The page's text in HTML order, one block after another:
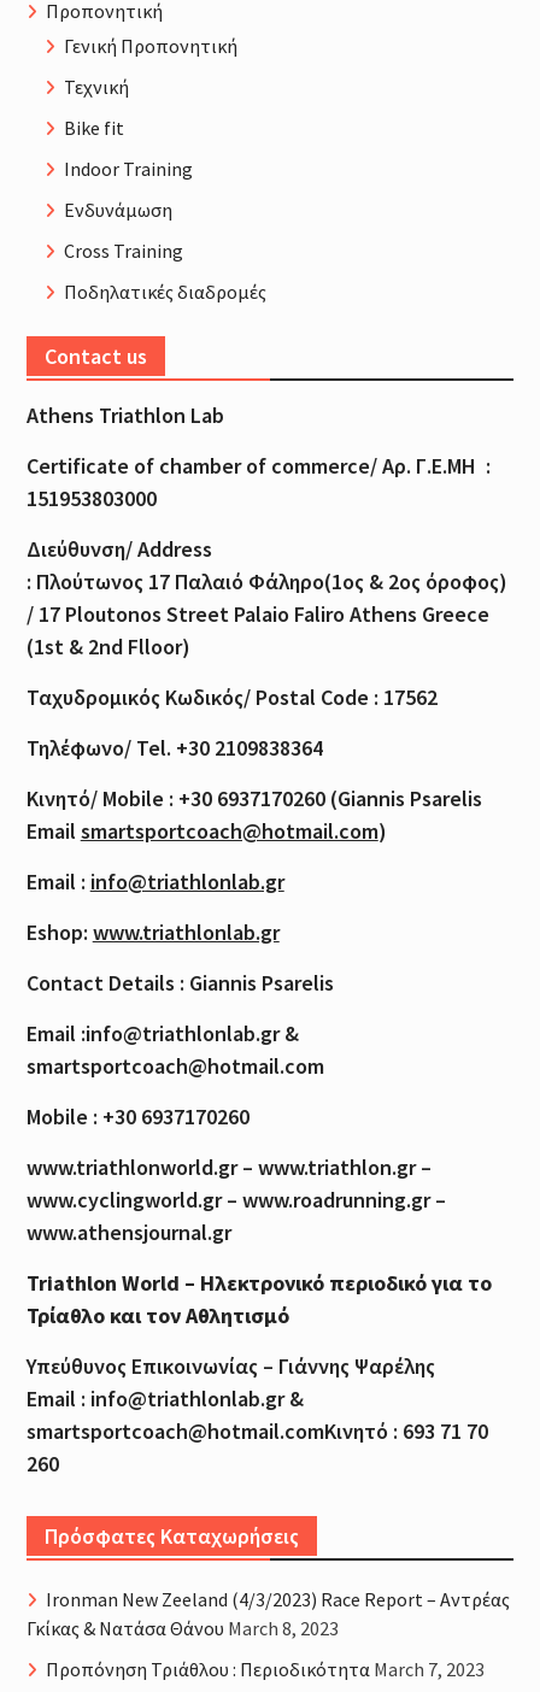
Προπονητική
Γενική Προπονητική
Τεχνική
Bike fit
Indoor Training
Ενδυνάμωση
Cross Training
Ποδηλατικές διαδρομές
Contact us
Athens Triathlon Lab
Certificate of chamberof commerce/Αρ. Γ.Ε.ΜΗ :
151953803000
Διεύθυνση/ Address
: Πλούτωνος 17 Παλαιό Φάληρο(1ος & 2ος όροφος)
/ 17 Ploutonos Street Palaio Faliro Athens Greece
(1st & 2nd Flloor)
Ταχυδρομικός Κωδικός/ Postal Code : 17562
Τηλέφωνο/ Tel. +30 2109838364
Κινητό/ Mobile : +30 6937170260 (Giannis Psarelis
Email smartsportcoach@hotmail.com)
Email : info@triathlonlab.gr
Eshop: www.triathlonlab.gr
Contact Details : Giannis Psarelis
Email :info@triathlonlab.gr &
smartsportcoach@hotmail.com
Mobile : +30 6937170260
www.triathlonworld.gr – www.triathlon.gr –
www.cyclingworld.gr – www.roadrunning.gr –
www.athensjournal.gr
Triathlon World – Ηλεκτρονικό περιοδικό για το
Τρίαθλο και τον Αθλητισμό
Υπεύθυνος Επικοινωνίας – Γιάννης Ψαρέλης
Email : info@triathlonlab.gr &
smartsportcoach@hotmail.comΚινητό : 693 71 70
260
Πρόσφατες Καταχωρήσεις
Ironman New Zeeland (4/3/2023) Race Report – Αντρέας
Γκίκας & Νατάσα Θάνου March 8, 2023
Προπόνηση Τριάθλου : Περιοδικότητα March 7, 2023